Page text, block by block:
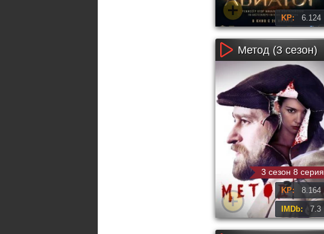
KP: 6.124
Метод (3 сезон)
3 сезон 8 серия
KP: 8.164
IMDb: 7.3